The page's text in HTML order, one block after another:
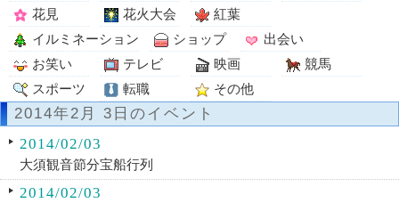
花見
花火大会
紅葉
イルミネーション
ショップ
出会い
お笑い
テレビ 映画
競馬
スポーツ
転職 その他
2014年2月 3日のイベント
2014/02/03
大須観音節分宝船行列
2014/02/03